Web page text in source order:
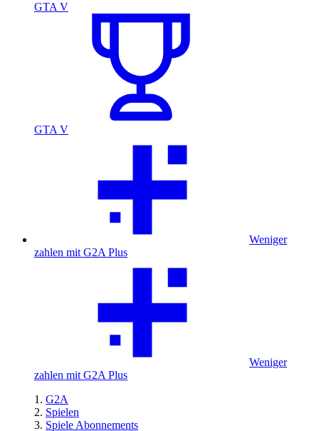
GTA V
GTA V
Weniger
zahlen mit G2A Plus
Weniger
zahlen mit G2A Plus
G2A
Spielen
Spiele Abonnements